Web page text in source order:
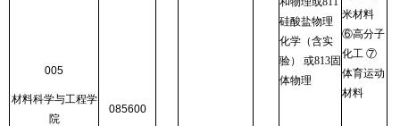
005
材料科学与工程学
院
085600
硅酸盐物理
化学（含实
验） 或813固
体物理
米材料
⑥高分子
化工 ⑦
体育运动
材料